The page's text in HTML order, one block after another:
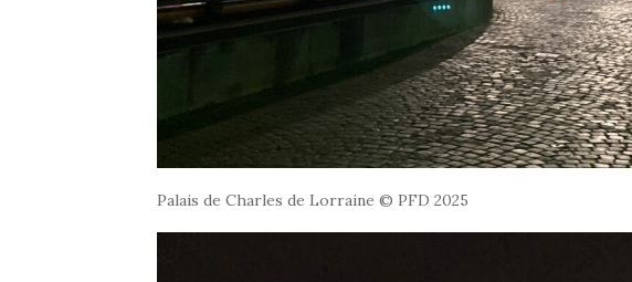
Palais de Charles de Lorraine © PFD 2025